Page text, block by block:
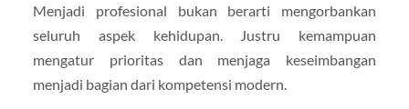
Menjadi profesional bukan berarti mengorbankan
seluruh aspek kehidupan. Justru kemampuan
mengatur prioritas dan menjaga keseimbangan
menjadi bagian dari kompetensi modern.